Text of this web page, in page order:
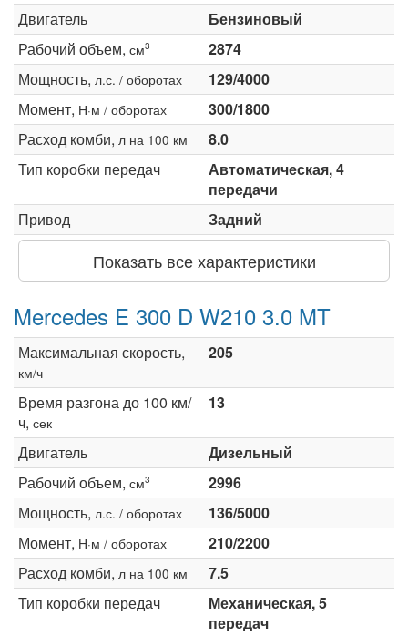
Двигатель
Бензиновый
Рабочий объем, см3
2874
Мощность, л.с. / оборотах
129/4000
Момент, Н·м / оборотах
300/1800
Расход комби, л на 100 км
8.0
Тип коробки передач
Автоматическая, 4
передачи
Привод
Задний
Показать все характеристики
Mercedes E 300 D W210 3.0 MT
Максимальная скорость,
км/ч
205
Время разгона до 100 км/
ч, сек
13
Двигатель
Дизельный
Рабочий объем, см3
2996
Мощность, л.с. / оборотах
136/5000
Момент, Н·м / оборотах
210/2200
Расход комби, л на 100 км
7.5
Тип коробки передач
Механическая, 5
передач